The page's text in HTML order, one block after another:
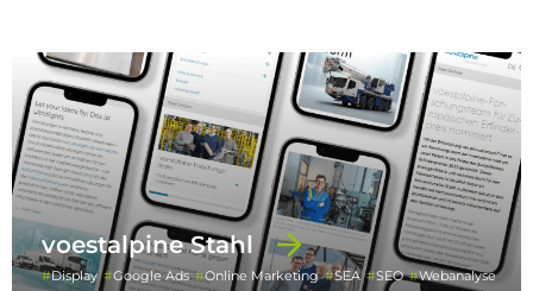
voestalpine Stahl
Display Google Ads Online Marketing SEA SEO Webanalyse